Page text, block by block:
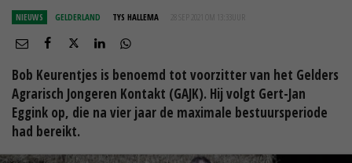
NIEUWS GELDERLAND TYS HALLEMA 28 SEP 2021 OM 13:33
Bob Keurentjes is benoemd tot voorzitter van het Gelders
Agrarisch Jongeren Kontakt (GAJK). Hij volgt Gert-Jan
Eggink op, die na vier jaar de maximale bestuursperiode
had bereikt.